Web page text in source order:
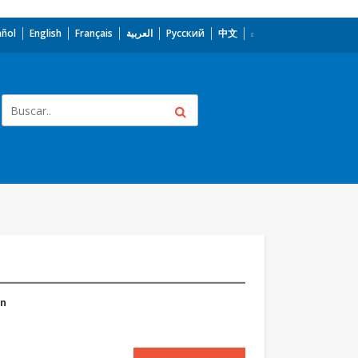
English Français العربية Русский 中文